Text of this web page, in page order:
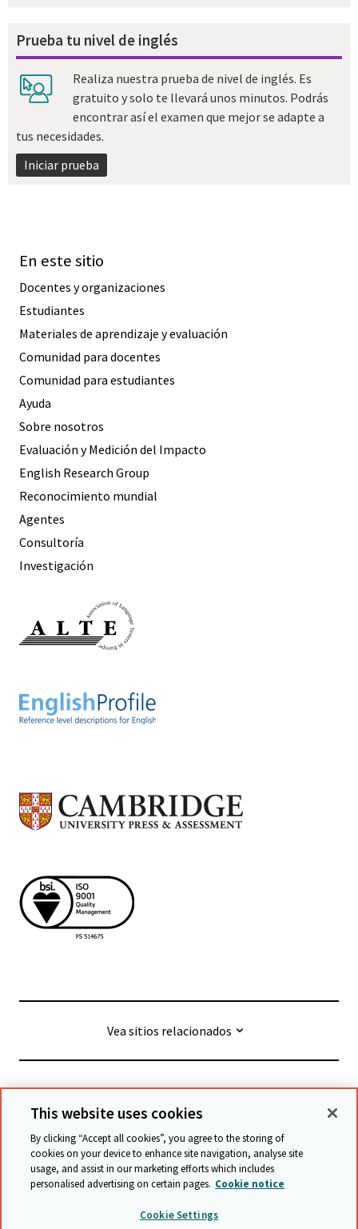
Prueba tu nivel de inglés
Realiza nuestra prueba de nivel de inglés. Es
gratuito y solo te llevará unos minutos. Podrás
encontrar así el examen que mejor se adapte a
tus necesidades.
Iniciar prueba
En este sitio
Docentes y organizaciones
Estudiantes
Materiales de aprendizaje y evaluación
Comunidad para docentes
Comunidad para estudiantes
Ayuda
Sobre nosotros
Evaluación y Medición del Impacto
English Research Group
Reconocimiento mundial
Agentes
Consultoría
Investigación
Vea sitios relacionados
© Cambridge University Press & Assessment
Términos y condiciones
Protección de datos
Declaración de accesibilidad
Declaración sobre la esclavitud moderna
This website uses cookies
By clicking “Accept all cookies”, you agree to the storing of
cookies on your device to enhance site navigation, analyse site
usage, and assist in our marketing efforts which includes
personalised advertising on certain pages. Cookie notice
Cookie Settings